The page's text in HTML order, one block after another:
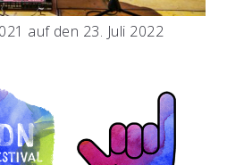
auf den 23. Juli 2022